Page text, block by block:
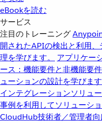
eBookを読む
サービス
注目のトレーニング
開されたAPIの検出と利用
理を学びます。
アプリケー
ース：機能要件と非機能要
ューションの設計を学びます
インテグレーションソリュ
事例を利用してソリューシ
CloudHub技術者／管理者